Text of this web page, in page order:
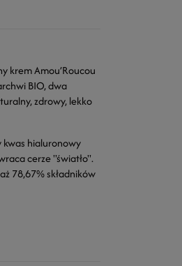
krem Amou’Roucou
BIO, dwa
zdrowy, lekko
kwas hialuronowy
cerze "światło".
78,67% składników